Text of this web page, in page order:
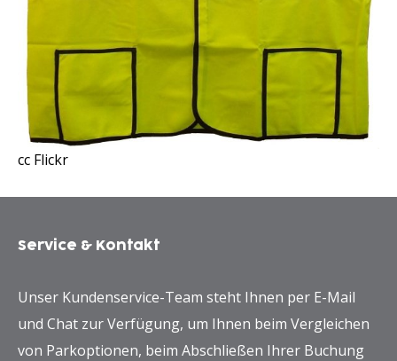
cc Flickr
Service & Kontakt
Unser Kundenservice-Team steht Ihnen per E-Mail
und Chat zur Verfügung, um Ihnen beim Vergleichen
von Parkoptionen, beim Abschließen Ihrer Buchung